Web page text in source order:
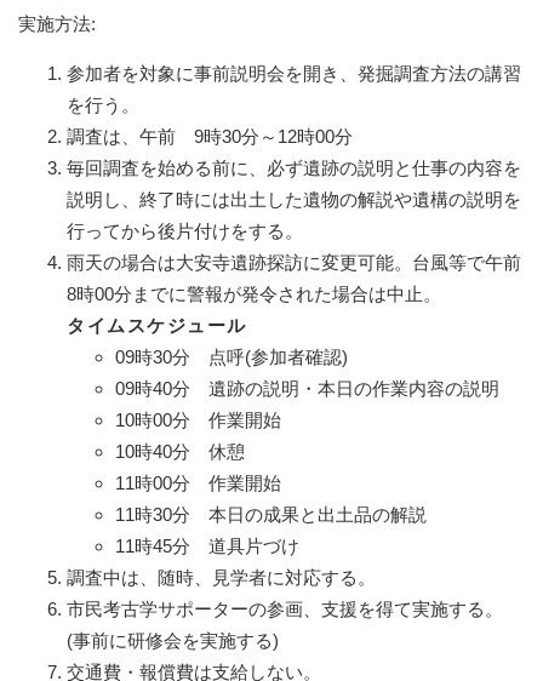
実施方法:
参加者を対象に事前説明会を開き、発掘調査方法の講習
を行う。
調査は、午前 9時30分～12時00分
毎回調査を始める前に、必ず遺跡の説明と仕事の内容を
説明し、終了時には出土した遺物の解説や遺構の説明を
行ってから後片付けをする。
雨天の場合は大安寺遺跡探訪に変更可能。台風等で午前
8時00分までに警報が発令された場合は中止。
タイムスケジュール
09時30分 点呼(参加者確認)
09時40分 遺跡の説明・本日の作業内容の説明
10時00分 作業開始
10時40分 休憩
11時00分 作業開始
11時30分 本日の成果と出土品の解説
11時45分 道具片づけ
調査中は、随時、見学者に対応する。
市民考古学サポーターの参画、支援を得て実施する。
(事前に研修会を実施する)
交通費・報償費は支給しない。